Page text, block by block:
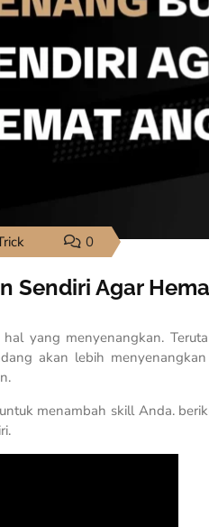
0
Sendiri Agar
yang menyenangkan.
akan lebih
menambah skill Anda.